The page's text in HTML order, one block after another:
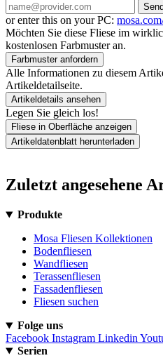
or enter this on your PC:
Möchten Sie diese Fliese im
kostenlosen Farbmuster an.
Farbmuster anfordern
Alle Informationen zu diesem
Artikeldetailseite.
Artikeldetails ansehen
Legen Sie gleich los!
Fliese in Oberfläche anzeigen
Artikeldatenblatt herunterladen
Zuletzt angesehene
Produkte
Mosa Fliesen Kollektionen
Bodenfliesen
Wandfliesen
Terassenfliesen
Fassadenfliesen
Fliesen suchen
Folge uns
Facebook Instagram Linkedin
Serien